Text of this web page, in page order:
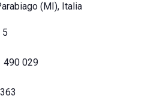
(MI), Italia
5
490 029